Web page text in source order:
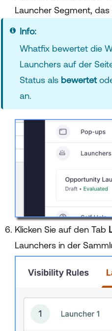
Launcher Segment,
Info:
Whatfix bewertet die
Launchers auf der
Status als bewertet
an.
Klicken Sie auf den Tab
Launchers in der